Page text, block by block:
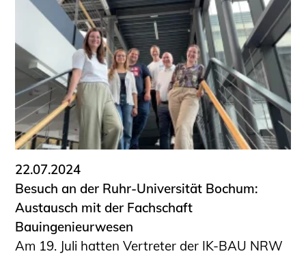
22.07.2024
Besuch an der Ruhr-Universität Bochum:
Austausch mit der Fachschaft
Bauingenieurwesen
Am 19. Juli hatten Vertreter der IK-BAU NRW